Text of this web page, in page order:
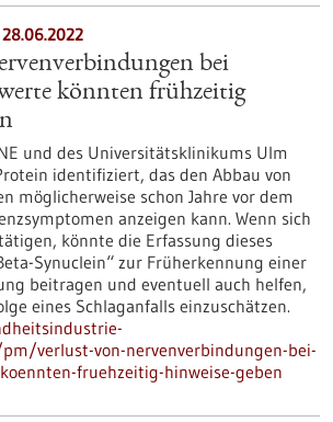
bei
könnten frühzeitig
und des Universitätsklinikums Ulm
identifiziert, das den Abbau von
möglicherweise schon Jahre vor dem
anzeigen kann. Wenn sich
könnte die Erfassung dieses
Synuclein“ zur Früherkennung einer
beitragen und eventuell auch helfen,
eines Schlaganfalls einzuschätzen.
verlust-von-nervenverbindungen-bei-
fruehzeitig-hinweise-geben